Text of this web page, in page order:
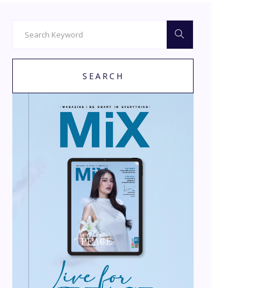
SEARCH